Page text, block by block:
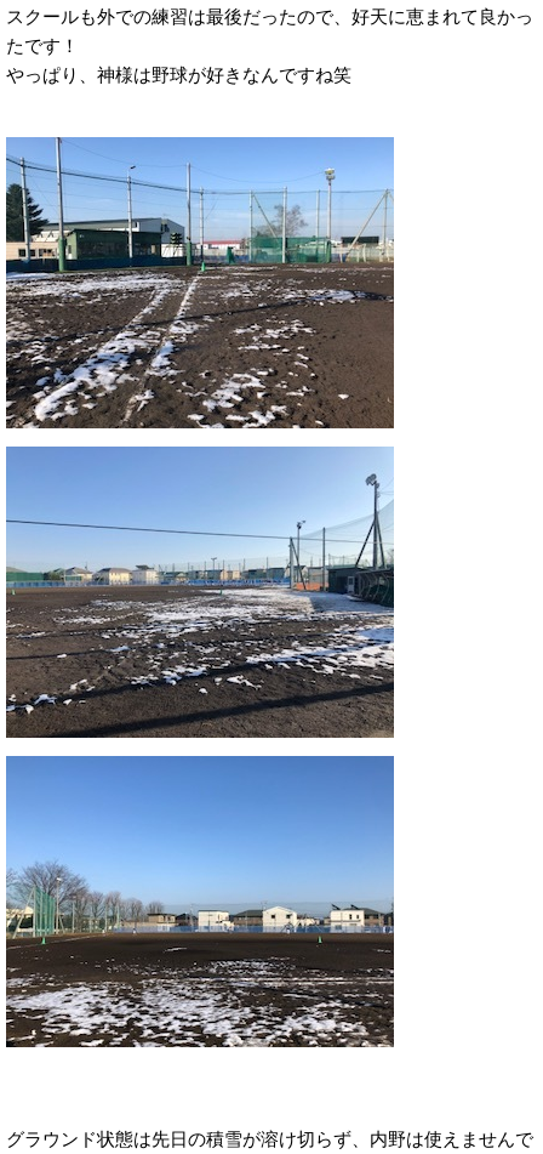
スクールも外での練習は最後だったので、好天に恵まれて良かっ
たです！
やっぱり、神様は野球が好きなんですね笑
グラウンド状態は先日の積雪が溶け切らず、内野は使えませんで